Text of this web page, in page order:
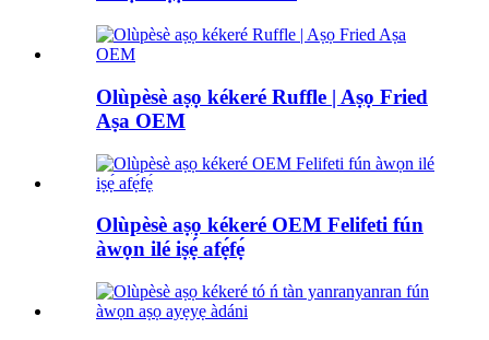
Olùpèsè aṣọ kékeré Ruffle | Aṣọ Fried
Aṣa OEM
Olùpèsè aṣọ kékeré OEM Felifeti fún
àwọn ilé iṣẹ́ afẹ́fẹ́